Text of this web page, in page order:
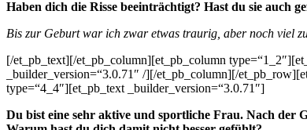
Haben dich die Risse beeinträchtigt? Hast du sie auch
Bis zur Geburt war ich zwar etwas traurig, aber noch viel
[/et_pb_text][/et_pb_column][et_pb_column
_builder_version=“3.0.71″ /][/et_pb_column][/
type=“4_4″][et_pb_text _builder_version=“3.0.71″]
Du bist eine sehr aktive und sportliche Frau. Nach der